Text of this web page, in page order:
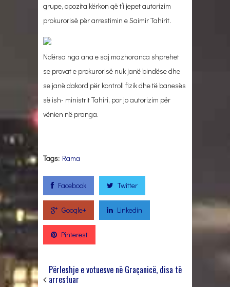
grupe, opozita kërkon që t’i jepet autorizim
prokurorisë për arrestimin e Saimir Tahirit.
Ndërsa nga ana e saj mazhoranca shprehet
se provat e prokurorisë nuk janë bindëse dhe
se janë dakord për kontroll fizik dhe të banesës
së ish- ministrit Tahiri, por jo autorizim për
vënien në pranga.
Tags: Rama
Facebook Twitter
Google+ Linkedin
Pinterest
Përleshje e votuesve në Graçanicë, disa të
arrestuar